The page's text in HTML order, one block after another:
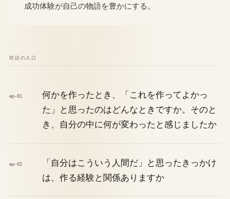
成功体験が自己の物語を豊かにする。
対話の入口
ep-01
何かを作ったとき、「これを作ってよかっ
た」と思ったのはどんなときですか。そのと
き、自分の中に何が変わったと感じましたか
ep-02
「自分はこういう人間だ」と思ったきっかけ
は、作る経験と関係ありますか